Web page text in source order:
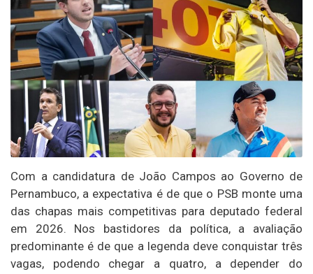
Com a candidatura de João Campos ao Governo de
Pernambuco, a expectativa é de que o PSB monte uma
das chapas mais competitivas para deputado federal
em 2026. Nos bastidores da política, a avaliação
predominante é de que a legenda deve conquistar três
vagas, podendo chegar a quatro, a depender do